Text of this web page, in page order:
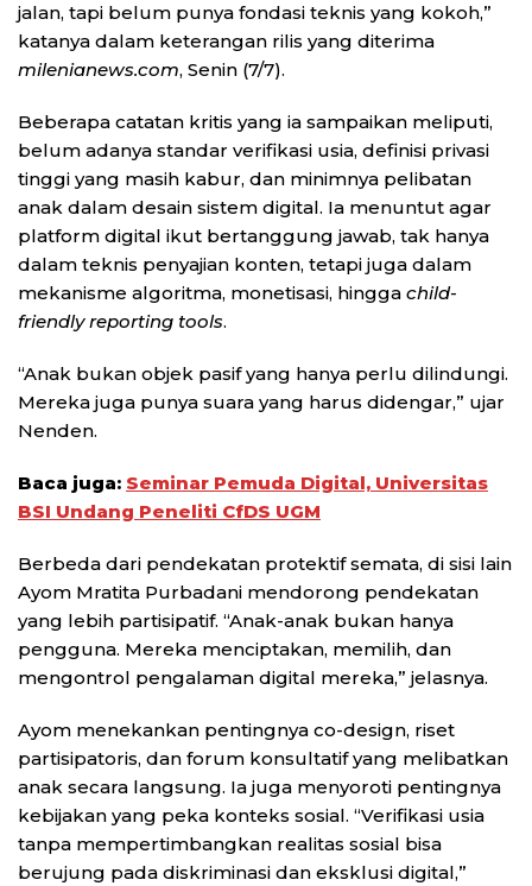
jalan, tapi belum punya fondasi teknis yang kokoh,”
katanya dalam keterangan rilis yang diterima
milenianews.com, Senin (7/7).
Beberapa catatan kritis yang ia sampaikan meliputi,
belum adanya standar verifikasi usia, definisi privasi
tinggi yang masih kabur, dan minimnya pelibatan
anak dalam desain sistem digital. Ia menuntut agar
platform digital ikut bertanggung jawab, tak hanya
dalam teknis penyajian konten, tetapi juga dalam
mekanisme algoritma, monetisasi, hingga child-
friendly reporting tools.
“Anak bukan objek pasif yang hanya perlu dilindungi.
Mereka juga punya suara yang harus didengar,” ujar
Nenden.
Baca juga: Seminar Pemuda Digital, Universitas
BSI Undang Peneliti CfDS UGM
Berbeda dari pendekatan protektif semata, di sisi lain
Ayom Mratita Purbadani mendorong pendekatan
yang lebih partisipatif. “Anak-anak bukan hanya
pengguna. Mereka menciptakan, memilih, dan
mengontrol pengalaman digital mereka,” jelasnya.
Ayom menekankan pentingnya co-design, riset
partisipatoris, dan forum konsultatif yang melibatkan
anak secara langsung. Ia juga menyoroti pentingnya
kebijakan yang peka konteks sosial. “Verifikasi usia
tanpa mempertimbangkan realitas sosial bisa
berujung pada diskriminasi dan eksklusi digital,”